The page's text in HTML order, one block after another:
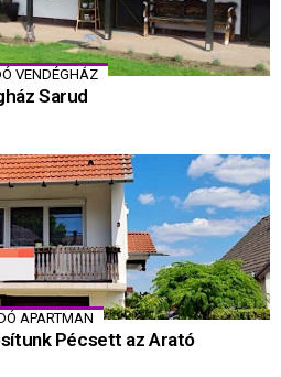
VENDÉGHÁZ
Sarud
APARTMAN
Pécsett az Arató